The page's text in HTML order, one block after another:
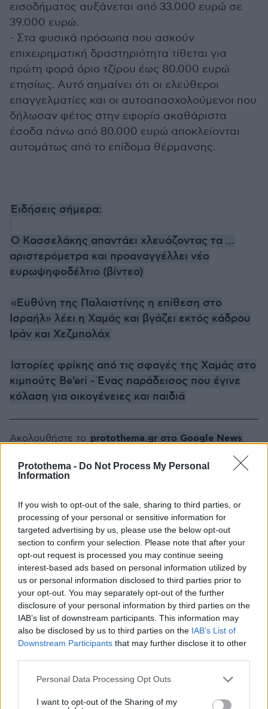
Protothema - Do Not Process My Personal
Information
If you wish to opt-out of the sale, sharing to third parties, or
processing of your personal or sensitive information for
targeted advertising by us, please use the below opt-out
section to confirm your selection. Please note that after your
opt-out request is processed you may continue seeing
interest-based ads based on personal information utilized by
us or personal information disclosed to third parties prior to
your opt-out. You may separately opt-out of the further
disclosure of your personal information by third parties on the
IAB’s list of downstream participants. This information may
also be disclosed by us to third parties on the IAB’s List of
Downstream Participants that may further disclose it to other
Please note that this website/app uses one or more Google
not limited to your visit or usage behaviour. You may click to
Personal Data Processing Opt Outs
I want to opt-out of the Sharing of my
εισοδήματος αυξάνεται από 33.000 ευρώ σε
39.000 ευρώ.
- Στα φυσικά πρόσωπα που ασκούν
επιχειρηματική δραστηριότητα τίθεται για
πρώτη φορά όριο τζίρου έως 80.000 ευρώ
ετησίως. Αυτό σημαίνει ότι οι ελεύθεροι
επαγγελματίες και οι αυτοαπασχολούμενοι που
δήλωσαν φέτος στην εφορία ακαθάριστα
έσοδα πάνω από 80.000 ευρώ αποκλείονται
αυτομάτως από το επίδομα θέρμανσης.
Ειδήσεις σήμερα:
Ο Κασσελάκης απαντάει χλευάζοντας τα …
αριστερόμετρα και προαναγγέλλει νέο
ευρωψηφοδέλτιο (βίντεο)
«Ευθύνη της Παλαιστίνης η επίθεση στο
Ισραήλ» λέει η Χαμάς και βγάζει εκτός κάδρου
Ιράν και Χεζμπολάχ
Ιστορίες φρίκης από τις σφαγές της Χαμάς στο
κιμπούτς Be'eri - Ένας παράδεισος που έγινε
κόλαση για οικογένειες και παιδιά
Σχετικά Άρθρα
Ακολουθήστε το protothema.gr στο Google News
Δείτε όλες τις τελευταίες
Protothema.gr